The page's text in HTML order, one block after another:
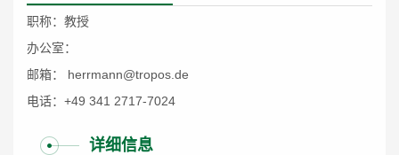
职称：教授
办公室：
邮箱： herrmann@tropos.de
电话：+49 341 2717-7024
详细信息